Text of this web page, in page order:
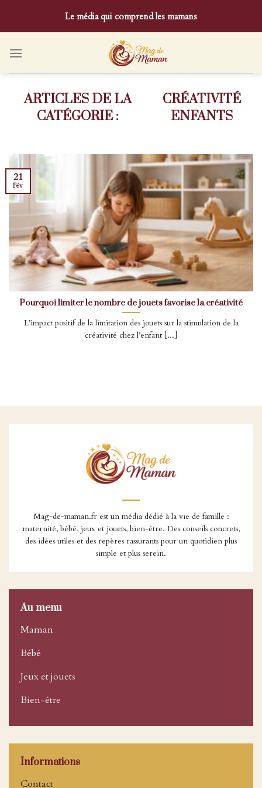
content
Le média qui comprend les mamans
CRÉATIVITÉ
ENFANTS
Pourquoi limiter le nombre de jouets favorise la créativité
L’impact positif de la limitation des jouets sur la stimulation de la
créativité chez l’enfant [...]
21
Fév
Mag-de-maman.fr est un média dédié à la vie de famille :
maternité, bébé, jeux et jouets, bien-être. Des conseils concrets,
des idées utiles et des repères rassurants pour un quotidien plus
simple et plus serein.
Au menu
Maman
Bébé
Jeux et jouets
Bien-être
Informations
Contact